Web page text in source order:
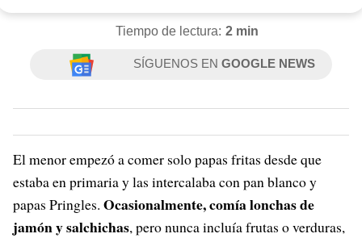
Tiempo de lectura: 2 min
SÍGUENOS ENGOOGLE NEWS
El menor empezó a comer solo papas fritas desde que
estaba en primaria y las intercalaba con pan blanco y
papas Pringles. Ocasionalmente, comía lonchas de
jamón y salchichas, pero nunca incluía frutas o verduras,